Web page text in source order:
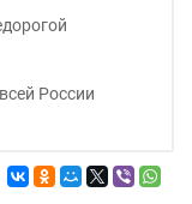
России